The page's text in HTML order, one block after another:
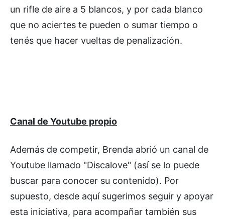
un rifle de aire a 5 blancos, y por cada blanco
que no aciertes te pueden o sumar tiempo o
tenés que hacer vueltas de penalización.
Canal de Youtube propio
Además de competir, Brenda abrió un canal de
Youtube llamado "Discalove" (así se lo puede
buscar para conocer su contenido). Por
supuesto, desde aquí sugerimos seguir y apoyar
esta iniciativa, para acompañar también sus